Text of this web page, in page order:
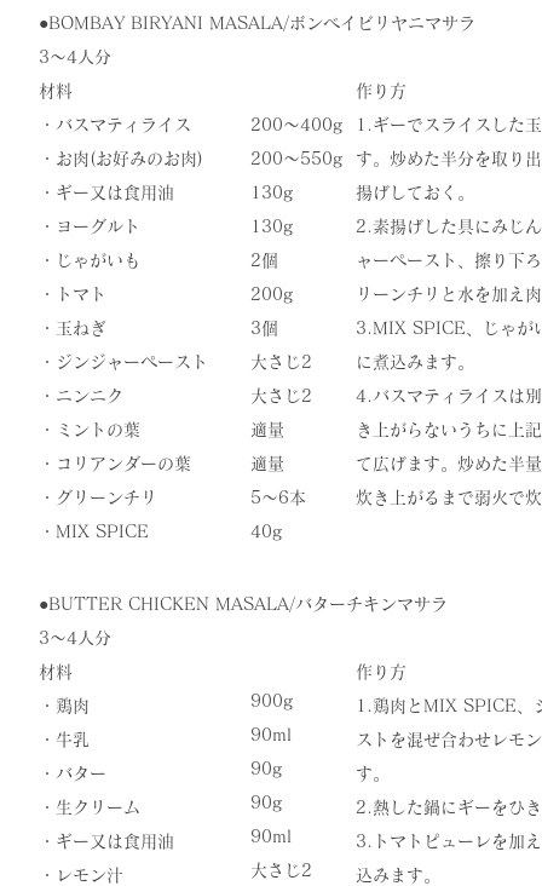
●​BOMBAY BIRYANI MASALA/ボンベイビリヤニマサラ
3〜4人分
材料
・ バスマティライス
・お肉(お好みのお肉)
・ギー又は食用油
・ヨーグルト
・じゃがいも
・トマト
・ 玉ねぎ
・ジンジャーペースト
・ニンニク
・ミントの葉
・コリアンダーの葉
・グリーンチリ
​・MIX SPICE
200〜400g
200〜550g
130g
130g
2個
200g
3個
大さじ2
大さじ2
適量
適量
5〜6本
​40g
作り方
1.ギーでスライスした
す。炒めた半分を取り
揚げしておく。
2.素揚げした具にみじ
ャーペースト、擦り下
リーンチリと水を加え
3.MIX SPICE、じゃが
に煮込みます。
​4.バスマティライスは
き上がらないうちに上
て広げます。炒めた半
炊き上がるまで弱火で
●​BUTTER CHICKEN MASALA/バターチキンマサラ
3〜4人分
材料
・鶏肉
・牛乳
・バター
・生クリーム
・ギー又は食用油
・レモン汁
900g
90ml
90g
90g
90ml
大さじ2
作り方
1.鶏肉とMIX SPICE、
ストを混ぜ合わせレモ
す。
2.熱した鍋にギーをひ
​3.トマトピューレを加
込みます。